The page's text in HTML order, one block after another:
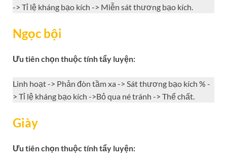
-> Tỉ lệ kháng bạo kích -> Miễn sát thương bạo kích.
Ngọc bội
Ưu tiên chọn thuộc tính tẩy luyện:
Linh hoạt -> Phản đòn tầm xa -> Sát thương bạo kích % -
> Tỉ lệ kháng bạo kích ->Bỏ qua né tránh -> Thể chất.
Giày
Ưu tiên chọn thuộc tínhtẩy luyện: